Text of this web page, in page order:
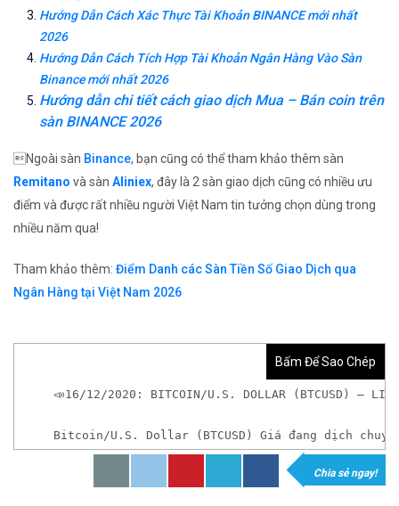
Hướng Dẫn Cách Xác Thực Tài Khoản BINANCE mới nhất
2026
Hướng Dẫn Cách Tích Hợp Tài Khoản Ngân Hàng Vào Sàn
Binance mới nhất 2026
Hướng dẫn chi tiết cách giao dịch Mua – Bán coin trên
sàn BINANCE 2026
Ngoài sàn Binance, bạn cũng có thể tham khảo thêm sàn
Remitano và sàn Aliniex, đây là 2 sàn giao dịch cũng có nhiều ưu
điểm và được rất nhiều người Việt Nam tin tưởng chọn dùng trong
nhiều năm qua!
Tham khảo thêm: Điểm Danh các Sàn Tiền Số Giao Dịch qua
Ngân Hàng tại Việt Nam 2026
Bấm Để Sao Chép
📣16/12/2020: BITCOIN/U.S. DOLLAR (BTCUSD) – LIỆU
Bitcoin/U.S. Dollar (BTCUSD) Giá đang dịch
𝘟𝘦𝘮 𝘤𝘩𝘪 𝘵𝘪ế𝘵: https://chungkhoanforex.com/16-
Chia sẻ ngay!